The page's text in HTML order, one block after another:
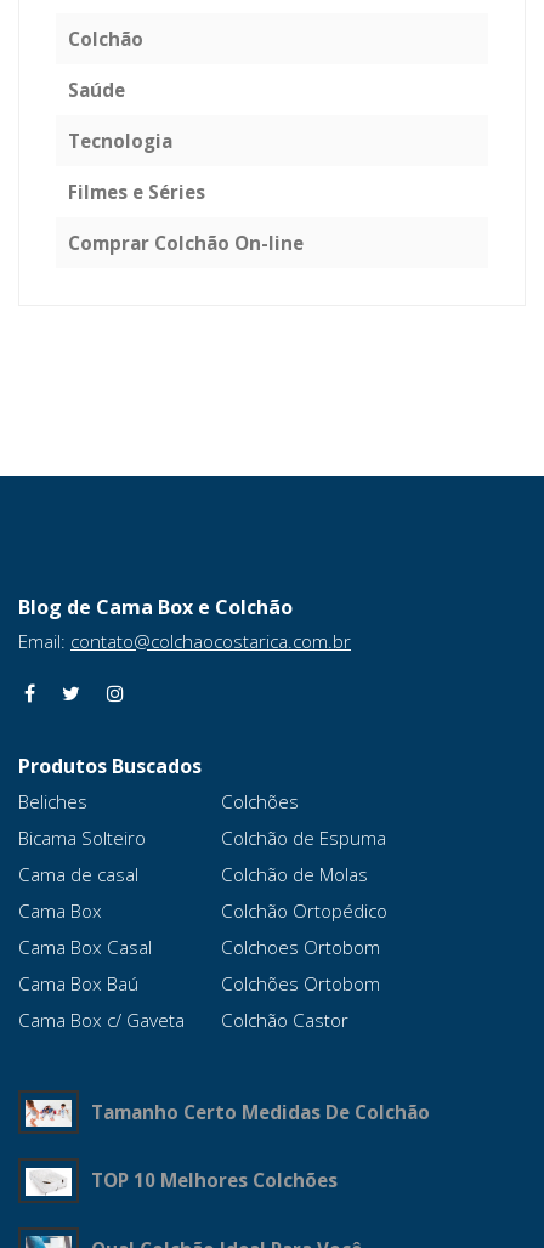
Colchão
Saúde
Tecnologia
Filmes e Séries
Comprar Colchão On-line
Blog de Cama Box e Colchão
Email: contato@colchaocostarica.com.br
Produtos Buscados
Beliches
Bicama Solteiro
Cama de casal
Cama Box
Cama Box Casal
Cama Box Baú
Cama Box c/ Gaveta
Colchões
Colchão de Espuma
Colchão de Molas
Colchão Ortopédico
Colchoes Ortobom
Colchões Ortobom
Colchão Castor
Tamanho Certo Medidas De Colchão
TOP 10 Melhores Colchões